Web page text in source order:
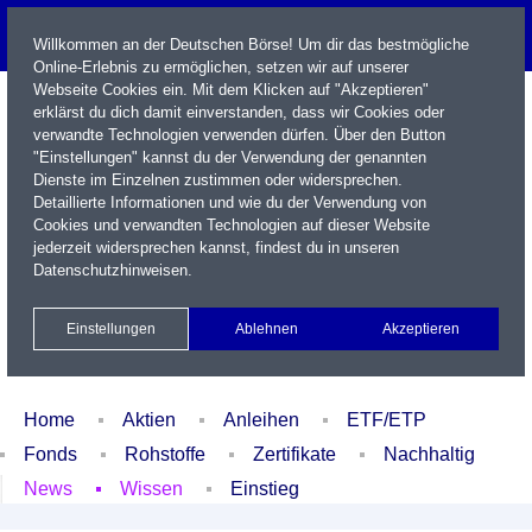
Name / WKN / ISIN / Kürzel
Xetra Realtime
Watchlist Portfolio Login
Home Aktien Anleihen
ETF/ETP
Fonds
Rohstoffe Zertifikate
Nachhaltig
News
Wissen Einstieg
Willkommen an der Deutschen Börse! Um dir das bestmögliche
Online-Erlebnis zu ermöglichen, setzen wir auf unserer
Webseite Cookies ein. Mit dem Klicken auf "Akzeptieren"
erklärst du dich damit einverstanden, dass wir Cookies oder
verwandte Technologien verwenden dürfen. Über den Button
"Einstellungen" kannst du der Verwendung der genannten
Dienste im Einzelnen zustimmen oder widersprechen.
Detaillierte Informationen und wie du der Verwendung von
Cookies und verwandten Technologien auf dieser Website
jederzeit widersprechen kannst, findest du in unseren
Datenschutzhinweisen.
Einstellungen Ablehnen Akzeptieren